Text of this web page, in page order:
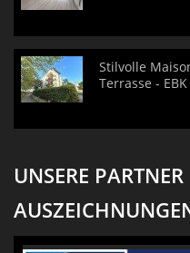
Stilvolle
Terrasse -
UNSERE